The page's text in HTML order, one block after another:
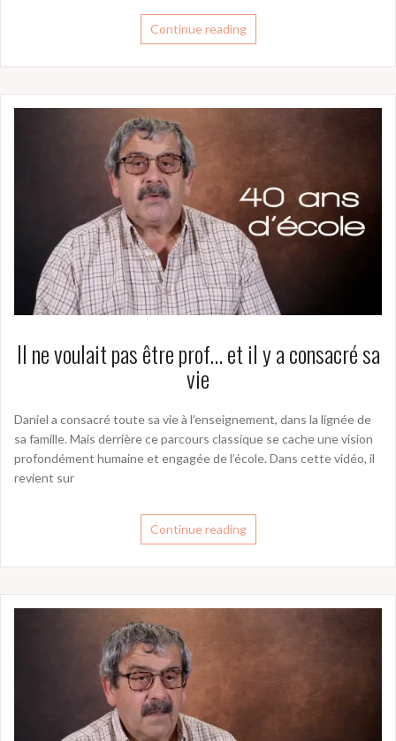
Continue reading
Il ne voulait pas être prof… et il y a consacré sa
vie
Daniel a consacré toute sa vie à l’enseignement, dans la lignée de
sa famille. Mais derrière ce parcours classique se cache une vision
profondément humaine et engagée de l’école. Dans cette vidéo, il
revient sur
Continue reading